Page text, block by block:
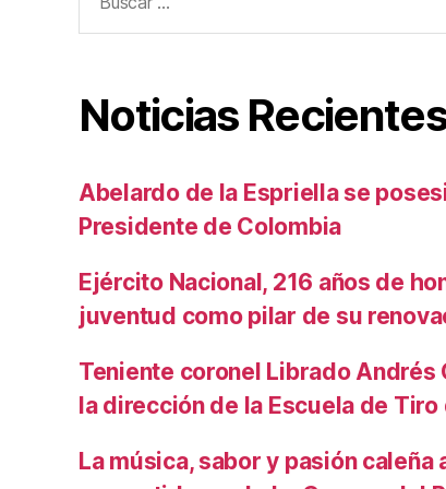
Noticias
Abelardo de la Espriella se
Presidente de Colombia
Ejército Nacional, 216 años de
juventud como pilar de su
Teniente coronel Librado Andrés
la dirección de la Escuela de Tiro
La música, sabor y pasión caleña